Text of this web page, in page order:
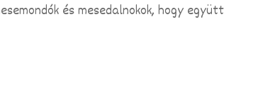
és mesedalnokok, hogy együtt